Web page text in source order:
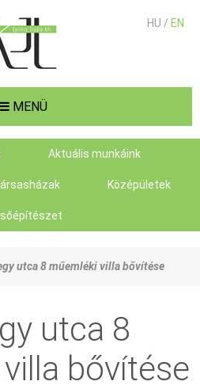
MENÜ
HU / EN
Aktuális munkáink
Középületek
utca 8 műemléki villa bővítése
utca 8
bővítése